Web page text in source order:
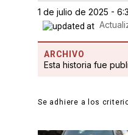
1 de julio de 2025 -
ARCHIVO
Esta historia fue
Se adhiere a los